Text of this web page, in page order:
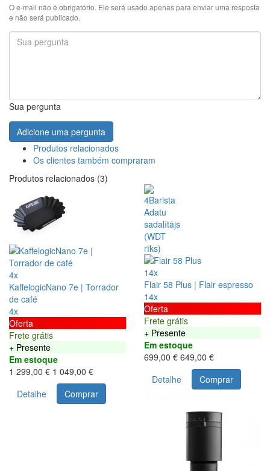
O e-mail não é obrigatório. Ele será usado apenas para enviar uma resposta
e não será publicado.
Sua pergunta
Adicione uma pergunta
Produtos relacionados
Os clientes também compraram
Produtos relacionados (3)
4x
KaffelogicNano 7e | Torrador
de café
4x
Oferta
Frete grátis
+ Presente
Em estoque
1 299,00 € 1 049,00 €
Detalhe
Comprar
14x
Flair 58 Plus | Flair espresso
14x
Oferta
Frete grátis
+ Presente
Em estoque
699,00 € 649,00 €
Detalhe
Comprar